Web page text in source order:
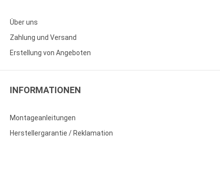
Über uns
Zahlung und Versand
Erstellung von Angeboten
INFORMATIONEN
Montageanleitungen
Herstellergarantie / Reklamation